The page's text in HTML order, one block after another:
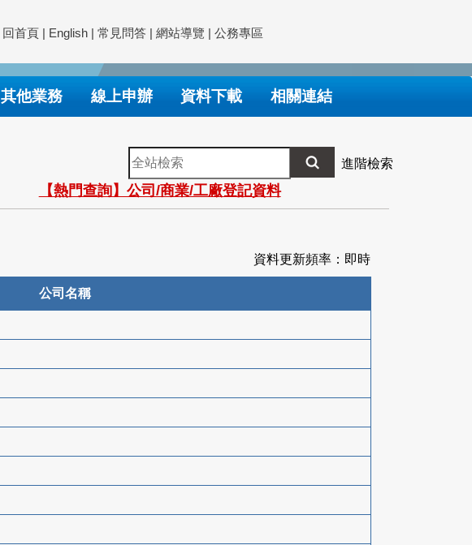
回首頁 | English | 常見問答 | 網站導覽 | 公務專區
其他業務 線上申辦 資料下載 相關連結
全
站
檢
索
進階檢索
【熱門查詢】公司/商業/工廠登記資料
資料更新頻率：即時
公司名稱